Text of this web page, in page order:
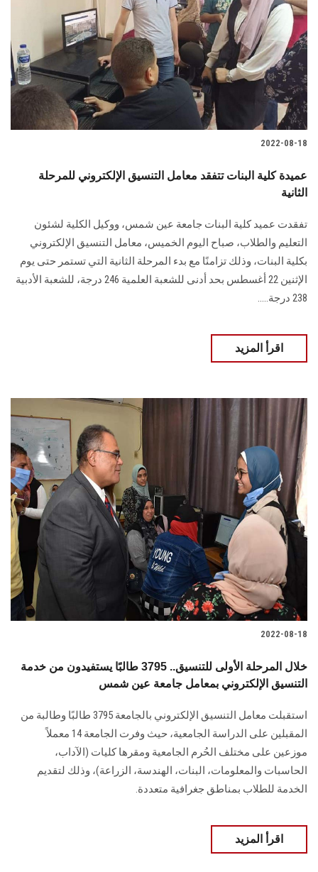
2022-08-18
عميدة كلية البنات تتفقد معامل التنسيق الإلكتروني للمرحلة
الثانية
تفقدت عميد كلية البنات جامعة عين شمس، ووكيل الكلية لشئون
التعليم والطلاب، صباح اليوم الخميس، معامل التنسيق الإلكتروني
بكلية البنات، وذلك تزامنًا مع بدء المرحلة الثانية التي تستمر حتى يوم
الإثنين 22 أغسطس بحد أدنى للشعبة العلمية 246 درجة، للشعبة الأدبية
238 درجة.....
اقرأ المزيد
2022-08-18
خلال المرحلة الأولى للتنسيق.. 3795 طالبًا يستفيدون من خدمة
التنسيق الإلكتروني بمعامل جامعة عين شمس
استقبلت معامل التنسيق الإلكتروني بالجامعة 3795 طالبًا وطالبة من
المقبلين على الدراسة الجامعية، حيث وفرت الجامعة 14 معملاً
موزعين على مختلف الحُرم الجامعية ومقرها كليات (الآداب،
الحاسبات والمعلومات، البنات، الهندسة، الزراعة)، وذلك لتقديم
الخدمة للطلاب بمناطق جغرافية متعددة.
اقرأ المزيد